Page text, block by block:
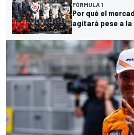
FÓRMULA 1
Por qué el
agitará pese a la